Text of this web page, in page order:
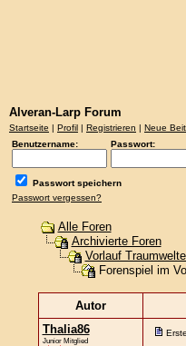
Alveran-Larp Forum
Startseite | Profil | Registrieren | Neue
Benutzername:
Passwort:
Passwort speichern
Passwort vergessen?
Alle Foren
Archivierte Foren
Vorlauf
Forenspiel im
Autor
Thalia86
Junior Mitglied